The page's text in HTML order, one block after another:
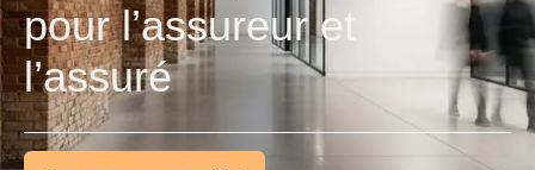
pour l’assureur et
l’assuré